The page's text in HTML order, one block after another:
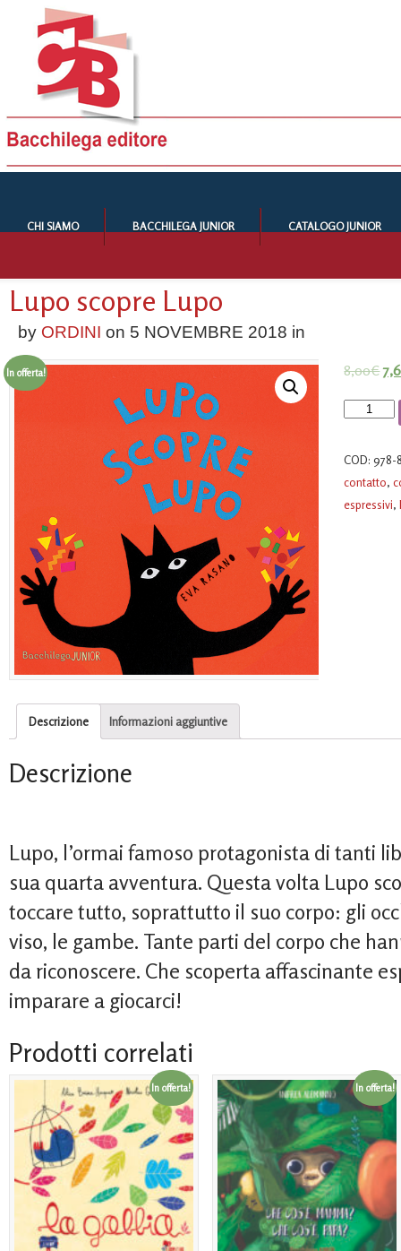
CHI SIAMO BACCHILEGA JUNIOR CATALOGO JUNIOR
Lupo scopre Lupo
by ORDINI on 5 NOVEMBRE 2018 in
In offerta! 8,00€
Lupo
Lupo
quantità
COD:978-
contatto,
espressivi,
Descrizione Informazioni aggiuntive
Descrizione
Lupo, l’ormai famoso protagonista di tanti
sua quarta avventura. Questa volta Lupo
toccare tutto, soprattutto il suo corpo: gli
viso, le gambe. Tante parti del corpo che
da riconoscere. Che scoperta affascinante
imparare a giocarci!
Prodotti correlati
In offerta! In offerta!